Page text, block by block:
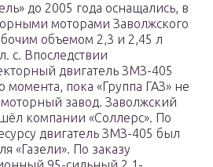
до 2005 года оснащались, в
моторами Заволжского
объемом 2,3 и 2,45 л
с. Впоследствии
двигатель ЗМЗ-405
момента, пока «Группа ГАЗ» не
завод. Заволжский
компании «Соллерс». По
двигатель ЗМЗ-405 был
«Газели». По заказу